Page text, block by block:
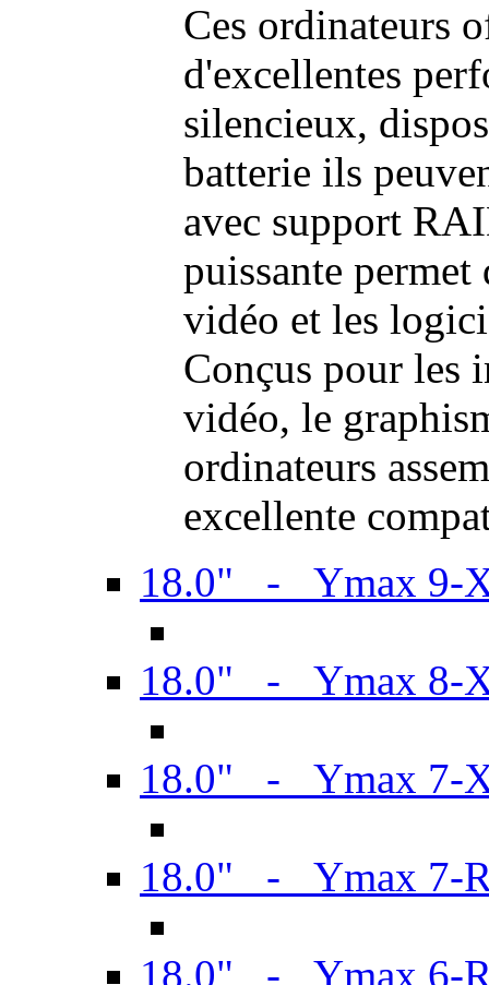
Ces ordinateurs
d'excellentes
silencieux,
batterie ils
avec support
puissante permet
vidéo et les
Conçus pour les
vidéo, le
ordinateurs
excellente
18.0" - Ymax 9-
18.0" - Ymax 8-
18.0" - Ymax 7-
18.0" - Ymax 7-
18.0" - Ymax 6-